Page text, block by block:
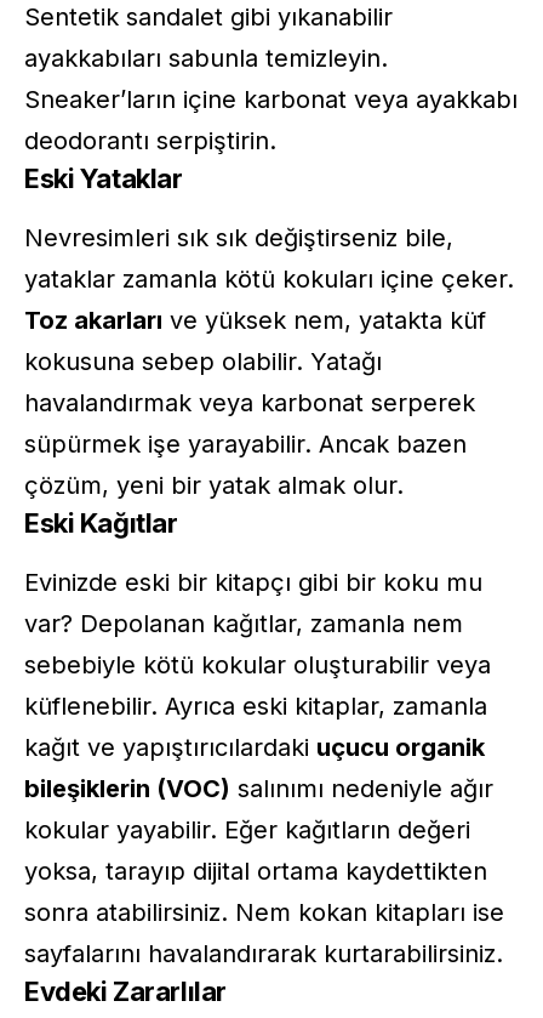
Sentetik sandalet gibi yıkanabilir
ayakkabıları sabunla temizleyin.
Sneaker’ların içine karbonat veya ayakkabı
deodorantı serpiştirin.
Eski Yataklar
Nevresimleri sık sık değiştirseniz bile,
yataklar zamanla kötü kokuları içine çeker.
Toz akarları ve yüksek nem, yatakta küf
kokusuna sebep olabilir. Yatağı
havalandırmak veya karbonat serperek
süpürmek işe yarayabilir. Ancak bazen
çözüm, yeni bir yatak almak olur.
Eski Kağıtlar
Evinizde eski bir kitapçı gibi bir koku mu
var? Depolanan kağıtlar, zamanla nem
sebebiyle kötü kokular oluşturabilir veya
küflenebilir. Ayrıca eski kitaplar, zamanla
kağıt ve yapıştırıcılardaki uçucu organik
bileşiklerin (VOC) salınımı nedeniyle ağır
kokular yayabilir. Eğer kağıtların değeri
yoksa, tarayıp dijital ortama kaydettikten
sonra atabilirsiniz. Nem kokan kitapları ise
sayfalarını havalandırarak kurtarabilirsiniz.
Evdeki Zararlılar